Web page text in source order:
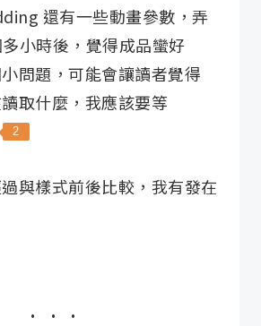
還有一些動畫參數，弄
小時後，覺得成品蠻好
問題，可能會讓讀者覺得
讀取什麼，我應該要等
2
與樣式前後比較，我有發在